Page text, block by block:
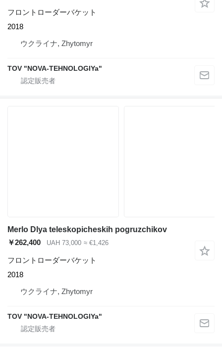
フロントローダーバケット
2018
ウクライナ, Zhytomyr
TOV "NOVA-TEHNOLOGIYa"
Merlo Dlya teleskopicheskih pogruzchikov
￥262,400
UAH 73,000 ≈ €1,426
フロントローダーバケット
2018
ウクライナ, Zhytomyr
TOV "NOVA-TEHNOLOGIYa"